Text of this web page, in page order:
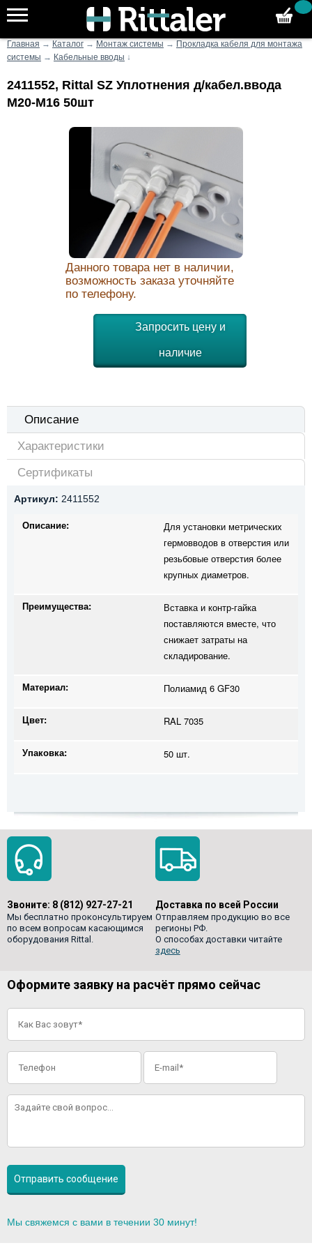
Главная → Каталог → Монтаж системы →
Прокладка кабеля для монтажа
системы → Кабельные вводы ↓
2411552, Rittal SZ Уплотнения д/кабел.ввода
M20-M16 50шт
Данного товара нет в наличии,
возможность заказа уточняйте
по телефону.
Запросить цену и
наличие
Описание
Характеристики
Сертификаты
Артикул: 2411552
Описание:
Для установки метрических
гермовводов в отверстия или
резьбовые отверстия более
крупных диаметров.
Преимущества:
Вставка и контр-гайка
поставляются вместе, что
снижает затраты на
складирование.
Материал: Полиамид 6 GF30
Цвет: RAL 7035
Упаковка: 50 шт.
Звоните: 8 (812) 927-27-21
Мы бесплатно проконсультируем
по всем вопросам касающимся
оборудования Rittal.
Доставка по всей России
Отправляем продукцию во все
регионы РФ.
О способах доставки читайте
здесь
Оформите заявку на расчёт прямо сейчас
Мы свяжемся с вами в течении 30 минут!